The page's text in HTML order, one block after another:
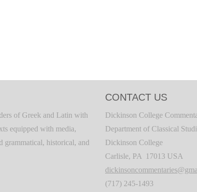
of Greek and Latin with
equipped with media,
grammatical, historical, and
CONTACT US
Dickinson College
Department of Classical
Dickinson College
Carlisle, PA 17013 USA
(717) 245-1493